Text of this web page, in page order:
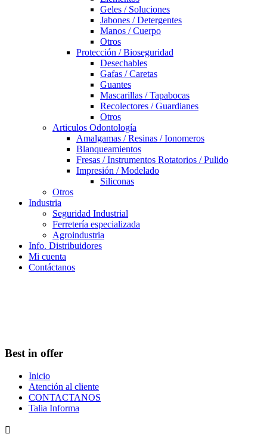
Geles / Soluciones
Jabones / Detergentes
Manos / Cuerpo
Otros
Protección / Bioseguridad
Desechables
Gafas / Caretas
Guantes
Mascarillas / Tapabocas
Recolectores / Guardianes
Otros
Articulos Odontología
Amalgamas / Resinas / Ionomeros
Blanqueamientos
Fresas / Instrumentos Rotatorios / Pulido
Impresión / Modelado
Siliconas
Otros
Industria
Seguridad Industrial
Ferretería especializada
Agroindustria
Info. Distribuidores
Mi cuenta
Contáctanos
Best in offer
Inicio
Atención al cliente
CONTACTANOS
Talia Informa
